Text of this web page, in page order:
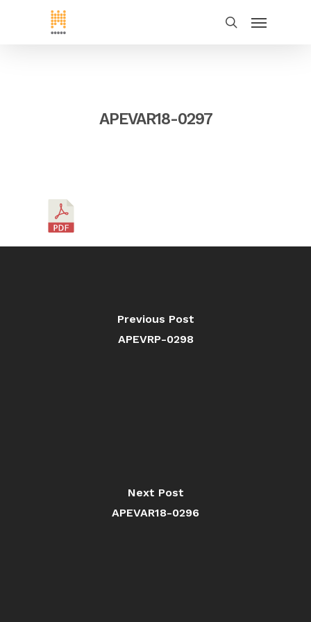
APEVAR18-0297
Previous Post
APEVRP-0298
Next Post
APEVAR18-0296